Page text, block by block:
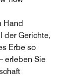
Hand
der Gerichte,
Erbe so
erleben Sie